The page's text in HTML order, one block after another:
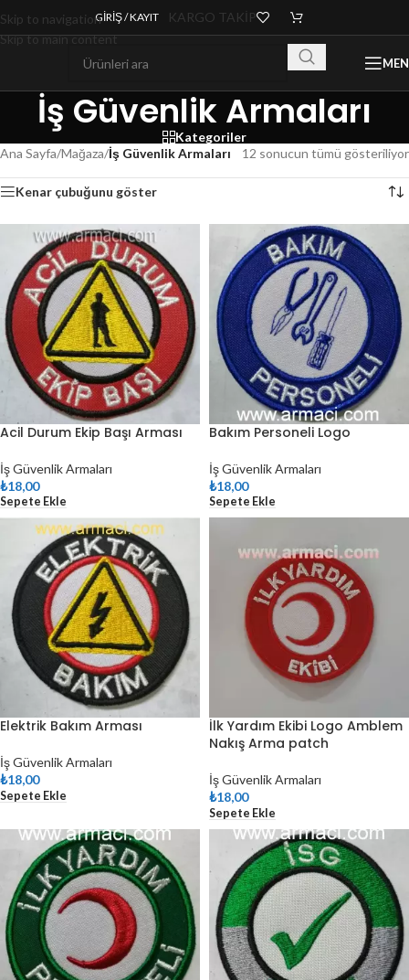
Skip to navigation
Skip to main content
GIRIŞ / KAYIT KARGO TAKİP
İş Güvenlik Armaları
Kategoriler
Ana Sayfa/Mağaza/İş Güvenlik Armaları 12 sonucun tümü gösteriliyor
Kenar çubuğunu göster
Acil Durum Ekip Başı Arması
İş Güvenlik Armaları
₺18,00
Sepete Ekle
Bakım Personeli Logo
İş Güvenlik Armaları
₺18,00
Sepete Ekle
Elektrik Bakım Arması
İş Güvenlik Armaları
₺18,00
Sepete Ekle
İlk Yardım Ekibi Logo Amblem
Nakış Arma patch
İş Güvenlik Armaları
₺18,00
Sepete Ekle